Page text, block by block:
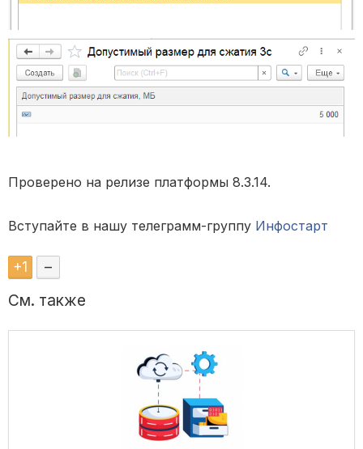
Проверено на релизе платформы 8.3.14.
Вступайте в нашу телеграмм-группу Инфостарт
+1 –
См. также